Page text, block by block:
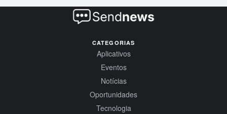
CATEGORIAS
Aplicativos
Eventos
Notícias
Oportunidades
Tecnologia